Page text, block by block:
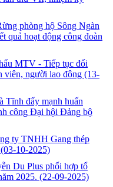
phòng hộ Sông Ngàn
quả hoạt động công đoàn
MTV - Tiếp tục đổi
viên, người lao động (13-
Tĩnh đẩy mạnh huấn
công Đại hội Đảng bộ
ty TNHH Gang thép
(03-10-2025)
Du Plus phối hợp tổ
2025. (22-09-2025)